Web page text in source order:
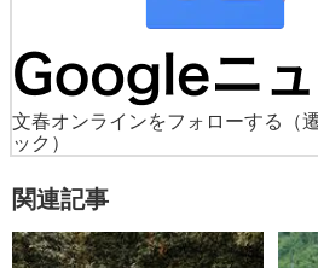
文春オンラインをフォローする
（
ック）
関連記事